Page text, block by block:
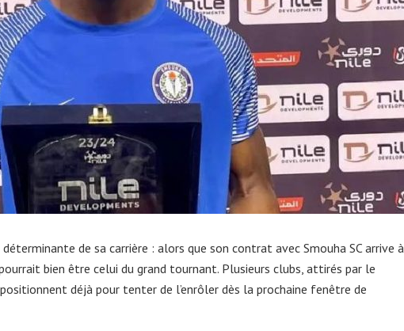
de sa carrière : alors que son contrat avec Smouha SC arrive à
bien être celui du grand tournant. Plusieurs clubs, attirés par le
déjà pour tenter de l’enrôler dès la prochaine fenêtre de